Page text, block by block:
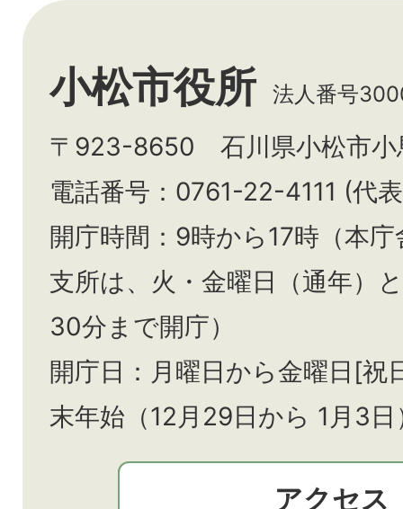
小松市役所 法人番号
〒923-8650 石川県小松市小
電話番号：0761-22-4111 (代
開庁時間：9時から17時（本
支所は、火・金曜日（通年）と
30分まで開庁）
開庁日：月曜日から金曜日[祝
末年始（12月29日から 1月3
アクセス